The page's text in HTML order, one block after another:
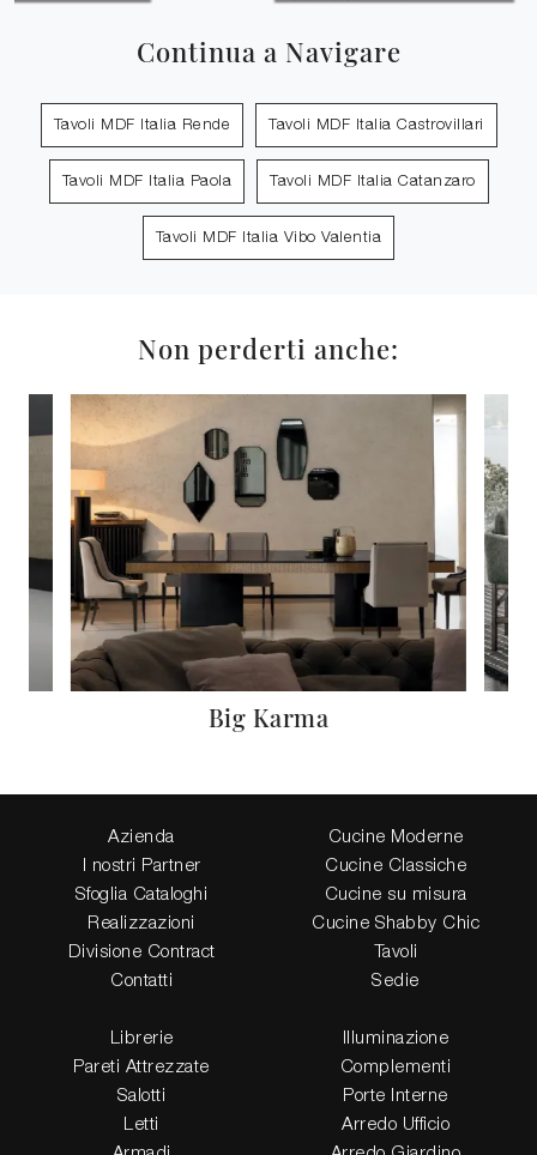
Continua a Navigare
Tavoli MDF Italia Rende Tavoli MDF Italia Castrovillari
Tavoli MDF Italia Paola Tavoli MDF Italia Catanzaro
Tavoli MDF Italia Vibo Valentia
Non perderti anche:
Big Karma
Azienda
I nostri Partner
Sfoglia Cataloghi
Realizzazioni
Divisione Contract
Contatti
Cucine Moderne
Cucine Classiche
Cucine su misura
Cucine Shabby Chic
Tavoli
Sedie
Librerie
Pareti Attrezzate
Salotti
Letti
Illuminazione
Complementi
Porte Interne
Arredo Ufficio